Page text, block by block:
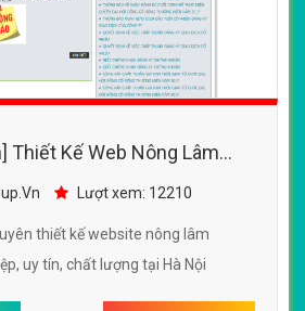
Thiết Kế Web Nông Lâm
đẹp SEO nhanh hiệu quả
Lượt xem: 12210
thiết kế website nông lâm
uy tín, chất lượng tại Hà Nội